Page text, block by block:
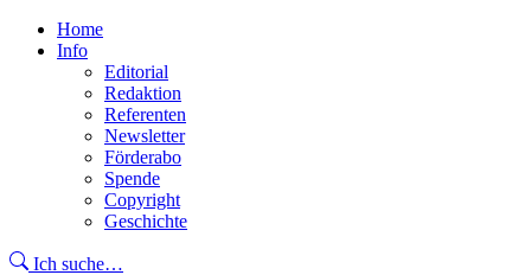
Home
Info
Editorial
Redaktion
Referenten
Newsletter
Förderabo
Spende
Copyright
Geschichte
Ich suche…